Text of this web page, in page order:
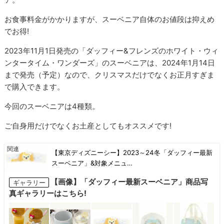
お食事料金がかかりますが、スーベニア自体のお値段は抑えめ
でお得!
2023年11月1日発売の「ダッフィー&フレンズのホワイト・ウィ
ンタータイム・ワンダーズ」のスーベニアは、2024年1月14日
まで発売（予定）なので、クリスマスだけでなくお正月すぎま
で購入できます。
今回のスーベニアは4種類。
ご自身用だけでなくお土産としてもオススメです!
【東京ディズニーシー】2023～24冬「ダッフィー最新
スーベニア」&対象メニュ…
ギャラリー
【画像】「ダッフィー最新スーベニア」商品写
真ギャラリーはこちら!